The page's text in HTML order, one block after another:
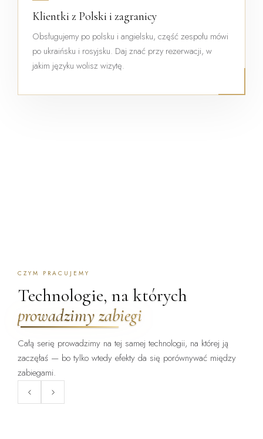
Klientki z Polski i zagranicy
Obsługujemy po polsku i angielsku, część zespołu mówi
po ukraińsku i rosyjsku. Daj znać przy rezerwacji, w
jakim języku wolisz wizytę.
CZYM PRACUJEMY
Technologie, na których
prowadzimy zabiegi
Całą serię prowadzimy na tej samej technologii, na której ją
zaczęłaś — bo tylko wtedy efekty da się porównywać między
zabiegami.
ZABIEG DOSTĘPNY:
WARSZAWA · KRAKÓW
ClearLift
Laser frakcyjny bez okresu
ZABIEG DOSTĘPNY: